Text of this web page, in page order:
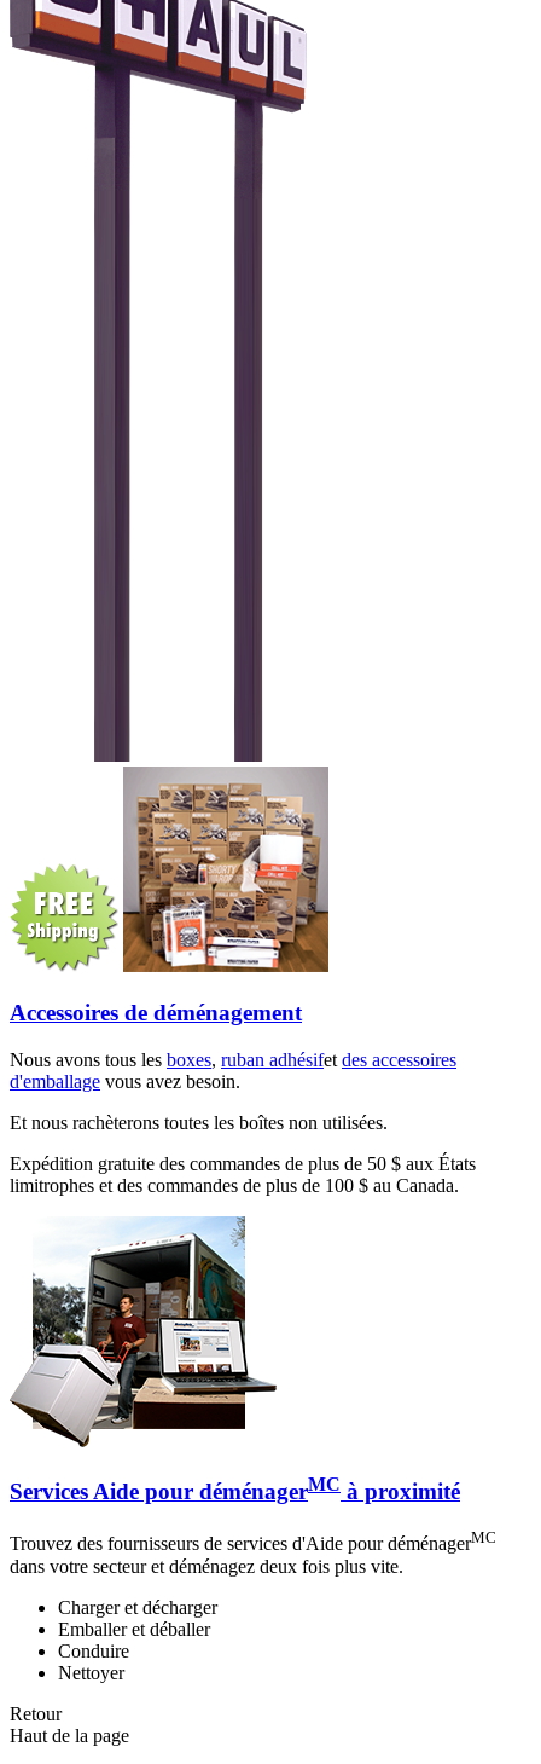
Accessoires de déménagement
Nous avons tous les boxes, ruban adhésifet des accessoires
d'emballage vous avez besoin.
Et nous rachèterons toutes les boîtes non utilisées.
Expédition gratuite des commandes de plus de 50 $ aux États
limitrophes et des commandes de plus de 100 $ au Canada.
Services Aide pour déménagerMC à proximité
Trouvez des fournisseurs de services d'Aide pour déménagerMC
dans votre secteur et déménagez deux fois plus vite.
Charger et décharger
Emballer et déballer
Conduire
Nettoyer
Retour
Haut de la page